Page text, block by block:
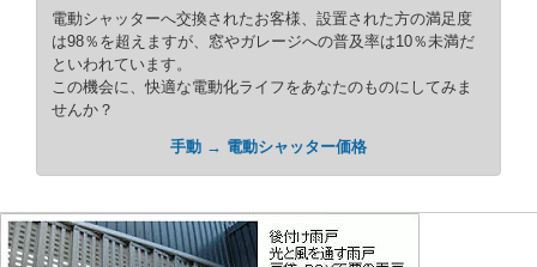
電動シャッターへ交換されたお客様、設置された方の満足度
は98％を超えますが、窓やガレージへの普及率は10％未満だ
といわれています。
この機会に、快適な電動化ライフをあなたのものにしてみま
せんか？
手動 → 電動シャッター価格